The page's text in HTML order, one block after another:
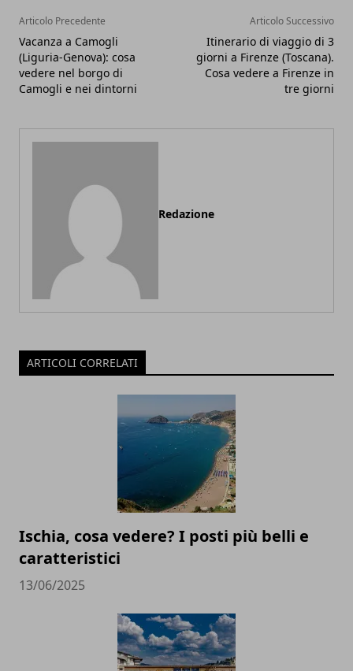
Articolo Precedente
Vacanza a Camogli
(Liguria-Genova): cosa
vedere nel borgo di
Camogli e nei dintorni
Articolo Successivo
Itinerario di viaggio di 3
giorni a Firenze (Toscana).
Cosa vedere a Firenze in
tre giorni
Redazione
ARTICOLI CORRELATI
Ischia, cosa vedere? I posti più belli e
caratteristici
13/06/2025